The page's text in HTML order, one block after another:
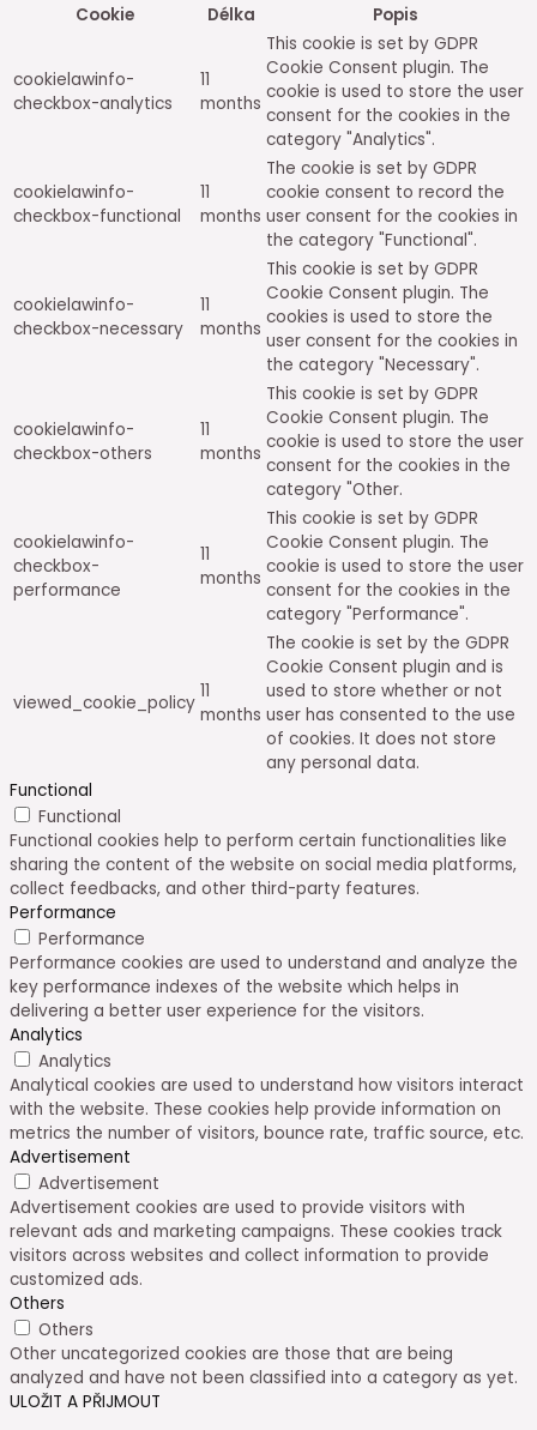
Cookie
Délka Popis
cookielawinfo-
checkbox-analytics
11
months
This cookie is set by GDPR
Cookie Consent plugin. The
cookie is used to store the user
consent for the cookies in the
category "Analytics".
cookielawinfo-
checkbox-functional
11
months
The cookie is set by GDPR
cookie consent to record the
user consent for the cookies in
the category "Functional".
cookielawinfo-
checkbox-necessary
11
months
This cookie is set by GDPR
Cookie Consent plugin. The
cookies is used to store the
user consent for the cookies in
the category "Necessary".
cookielawinfo-
checkbox-others
11
months
This cookie is set by GDPR
Cookie Consent plugin. The
cookie is used to store the user
consent for the cookies in the
category "Other.
cookielawinfo-
checkbox-
performance
11
months
This cookie is set by GDPR
Cookie Consent plugin. The
cookie is used to store the user
consent for the cookies in the
category "Performance".
viewed_cookie_policy
11
months
The cookie is set by the GDPR
Cookie Consent plugin and is
used to store whether or not
user has consented to the use
of cookies. It does not store
any personal data.
Functional
Functional
Functional cookies help to perform certain functionalities like
sharing the content of the website on social media platforms,
collect feedbacks, and other third-party features.
Performance
Performance
Performance cookies are used to understand and analyze the
key performance indexes of the website which helps in
delivering a better user experience for the visitors.
Analytics
Analytics
Analytical cookies are used to understand how visitors interact
with the website. These cookies help provide information on
metrics the number of visitors, bounce rate, traffic source, etc.
Advertisement
Advertisement
Advertisement cookies are used to provide visitors with
relevant ads and marketing campaigns. These cookies track
visitors across websites and collect information to provide
customized ads.
Others
Others
Other uncategorized cookies are those that are being
analyzed and have not been classified into a category as yet.
ULOŽIT A PŘIJMOUT